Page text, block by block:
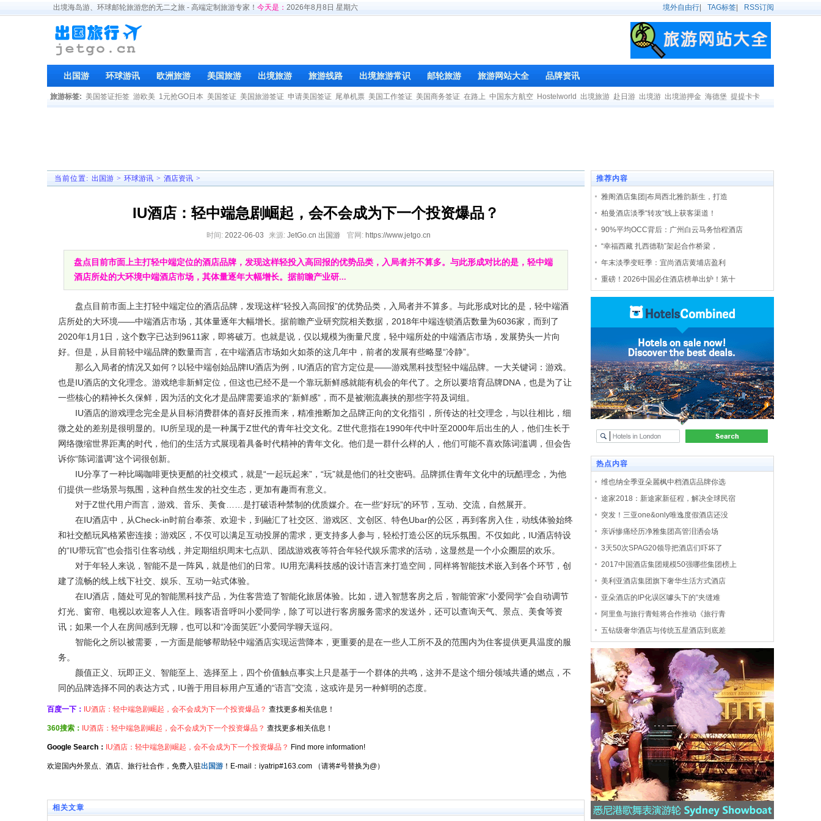
出境海岛游、环球邮轮旅游您的无二之旅 - 高端定制旅游专家！ 今天是： 2026年8月8日 星期六 境外自由行 TAG标签 RSS订阅
出国游 环球游讯 欧洲旅游 美国旅游 出境旅游 旅游线路 出境旅游常识 邮轮旅游 旅游网站大全 品牌资讯
旅游标签: 美国签证拒签 游欧美 1元抢GO日本 美国签证 美国旅游签证 申请美国签证 尾单机票 美国工作签证 美国商务签证 在路上 中国东方航空 Hostelworld 出境旅游 赴日游 出境游 出境游押金 海德堡 提提卡卡
当前位置: 出国游 > 环球游讯 > 酒店资讯 >
IU酒店：轻中端急剧崛起，会不会成为下一个投资爆品？
时间: 2022-06-03 来源: JetGo.cn 出国游 官网: https://www.jetgo.cn
盘点目前市面上主打轻中端定位的酒店品牌，发现这样轻投入高回报的优势品类，入局者并不算多。与此形成对比的是，轻中端
酒店所处的大环境中端酒店市场，其体量逐年大幅增长。据前瞻产业研...
盘点目前市面上主打轻中端定位的酒店品牌，发现这样“轻投入高回报”的优势品类，入局者并不算多。与此形成对比的是，轻中端酒
店所处的大环境——中端酒店市场，其体量逐年大幅增长。据前瞻产业研究院相关数据，2018年中端连锁酒店数量为6036家，而到了
2020年1月1日，这个数字已达到9611家，即将破万。也就是说，仅以规模为衡量尺度，轻中端所处的中端酒店市场，发展势头一片向
好。但是，从目前轻中端品牌的数量而言，在中端酒店市场如火如荼的这几年中，前者的发展有些略显“冷静”。
那么入局者的情况又如何？以轻中端创始品牌IU酒店为例，IU酒店的官方定位是——游戏黑科技型轻中端品牌。一大关键词：游戏。
也是IU酒店的文化理念。游戏绝非新鲜定位，但这也已经不是一个靠玩新鲜感就能有机会的年代了。之所以要培育品牌DNA，也是为了让
一些核心的精神长久保鲜，因为活的文化才是品牌需要追求的“新鲜感”，而不是被潮流裹挟的那些字符及词组。
IU酒店的游戏理念完全是从目标消费群体的喜好反推而来，精准推断加之品牌正向的文化指引，所传达的社交理念，与以往相比，细
微之处的差别是很明显的。IU所呈现的是一种属于Z世代的青年社交文化。Z世代意指在1990年代中叶至2000年后出生的人，他们生长于
网络微缩世界距离的时代，他们的生活方式展现着具备时代精神的青年文化。他们是一群什么样的人，他们可能不喜欢陈词滥调，但会告
诉你“陈词滥调”这个词很创新。
IU分享了一种比喝咖啡更快更酷的社交模式，就是“一起玩起来”，“玩”就是他们的社交密码。品牌抓住青年文化中的玩酷理念，为他
们提供一些场景与氛围，这种自然生发的社交生态，更加有趣而有意义。
对于Z世代用户而言，游戏、音乐、美食……是打破语种禁制的优质媒介。在一些“好玩”的环节，互动、交流，自然展开。
在IU酒店中，从Check-in时前台奉茶、欢迎卡，到融汇了社交区、游戏区、文创区、特色Ubar的公区，再到客房入住，动线体验始终
和社交酷玩风格紧密连接；游戏区，不仅可以满足互动投屏的需求，更支持多人参与，轻松打造公区的玩乐氛围。不仅如此，IU酒店特设
的“IU带玩官”也会指引住客动线，并定期组织周末七点趴、团战游戏夜等符合年轻代娱乐需求的活动，这显然是一个小众圈层的欢乐。
对于年轻人来说，智能不是一阵风，就是他们的日常。IU用充满科技感的设计语言来打造空间，同样将智能技术嵌入到各个环节，创
建了流畅的线上线下社交、娱乐、互动一站式体验。
在IU酒店，随处可见的智能黑科技产品，为住客营造了智能化旅居体验。比如，进入智慧客房之后，智能管家“小爱同学”会自动调节
灯光、窗帘、电视以欢迎客人入住。顾客语音呼叫小爱同学，除了可以进行客房服务需求的发送外，还可以查询天气、景点、美食等资
讯；如果一个人在房间感到无聊，也可以和“冷面笑匠”小爱同学聊天逗闷。
智能化之所以被需要，一方面是能够帮助轻中端酒店实现运营降本，更重要的是在一些人工所不及的范围内为住客提供更具温度的服
务。
颜值正义、玩即正义、智能至上、选择至上，四个价值触点事实上只是基于一个群体的共鸣，这并不是这个细分领域共通的燃点，不
同的品牌选择不同的表达方式，IU善于用目标用户互通的“语言”交流，这或许是另一种鲜明的态度。
百度一下： IU酒店：轻中端急剧崛起，会不会成为下一个投资爆品？ 查找更多相关信息！
360搜索： IU酒店：轻中端急剧崛起，会不会成为下一个投资爆品？ 查找更多相关信息！
Google Search： IU酒店：轻中端急剧崛起，会不会成为下一个投资爆品？ Find more information!
欢迎国内外景点、酒店、旅行社合作，免费入驻出国游 ！E-mail：iyatrip#163.com （请将#号替换为@）
相关文章
推荐内容
雅阁酒店集团|布局西北雅韵新生，打造
柏曼酒店淡季“转攻”线上获客渠道！
90%平均OCC背后：广州白云马务怡程酒店
“幸福西藏 扎西德勒”架起合作桥梁，
年末淡季变旺季：宜尚酒店黄埔店盈利
重磅！2026中国必住酒店榜单出炉！第十
热点内容
维也纳全季亚朵麗枫中档酒店品牌你选
途家2018：新途家新征程，解决全球民宿
突发！三亚one&only唯逸度假酒店还没
亲诉惨痛经历净雅集团高管泪洒会场
3天50次SPAG20领导把酒店们吓坏了
2017中国酒店集团规模50强哪些集团榜上
美利亚酒店集团旗下奢华生活方式酒店
亚朵酒店的IP化误区噱头下的“夹缝难
阿里鱼与旅行青蛙将合作推动《旅行青
五钻级奢华酒店与传统五星酒店到底差